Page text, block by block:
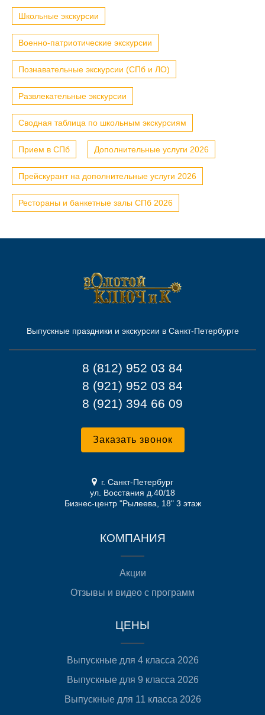
Школьные экскурсии
Военно-патриотические экскурсии
Познавательные экскурсии (СПб и ЛО)
Развлекательные экскурсии
Сводная таблица по школьным экскурсиям
Прием в СПб Дополнительные услуги 2026
Прейскурант на дополнительные услуги 2026
Рестораны и банкетные залы СПб 2026
Выпускные праздники и экскурсии в Санкт-Петербурге
8 (812) 952 03 84
8 (921) 952 03 84
8 (921) 394 66 09
Заказать звонок
г. Санкт-Петербург
ул. Восстания д.40/18
Бизнес-центр "Рылеева, 18" 3 этаж
КОМПАНИЯ
Акции
Отзывы и видео с программ
ЦЕНЫ
Выпускные для 4 класса 2026
Выпускные для 9 класса 2026
Выпускные для 11 класса 2026